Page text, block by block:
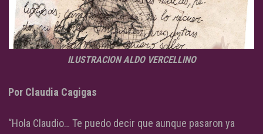
ILUSTRACION ALDO VERCELLINO
Por Claudia Cagigas
“Hola Claudio… Te puedo decir que aunque pasaron ya